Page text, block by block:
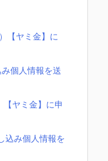
【ヤミ金】に
個人情報を送
ヤミ金】に申
込み個人情報を